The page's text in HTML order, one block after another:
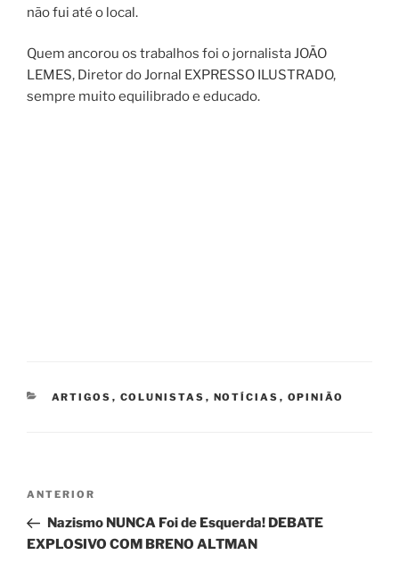
não fui até o local.
Quem ancorou os trabalhos foi o jornalista JOÃO
LEMES, Diretor do Jornal EXPRESSO ILUSTRADO,
sempre muito equilibrado e educado.
CATEGORIAS
ARTIGOS , COLUNISTAS , NOTÍCIAS , OPINIÃO
Navegação
Post
Post
anterior
ANTERIOR
Nazismo NUNCA Foi de Esquerda! DEBATE
EXPLOSIVO COM BRENO ALTMAN